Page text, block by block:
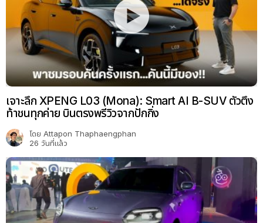
เจาะลึก XPENG L03 (Mona): Smart AI B-SUV ตัวตึง
ท้าชนทุกค่าย บินตรงพรีวิวจากปักกิ่ง
โดย Attapon Thaphaengphan
26 วันที่แล้ว